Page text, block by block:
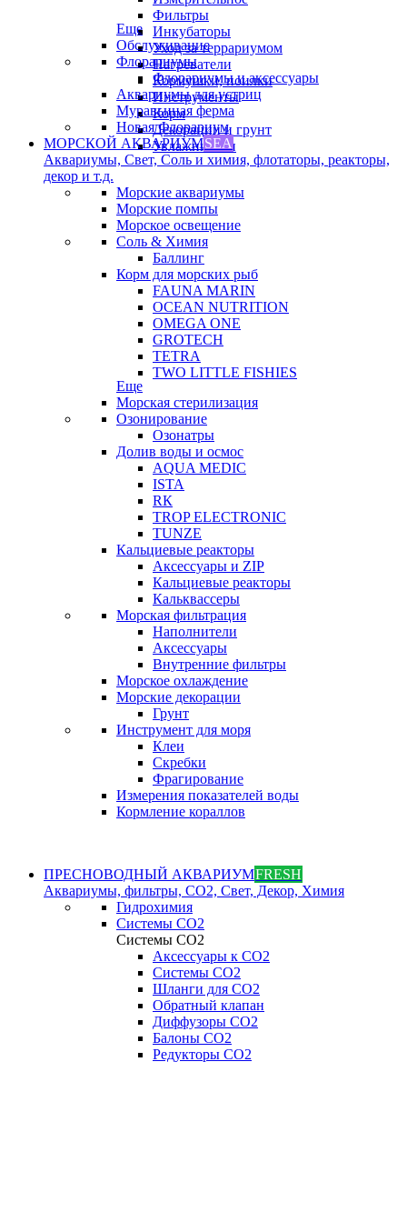
Фильтры
Инкубаторы
Уход за террариумом
Нагреватели
Кормушки, поилки
Инструменты
Корм
Декорации и грунт
Увлажнители
Еще
Обслуживание
Флорариумы
Флорариумы и аксессуары
Аквариумы для устриц
Муравьиная ферма
Новая Флорариум
МОРСКОЙ АКВАРИУМSEA
Аквариумы, Свет, Соль и химия, флотаторы, реакторы,
декор и т.д.
Морские аквариумы
Морские помпы
Морское освещение
Соль & Химия
Баллинг
Корм для морских рыб
FAUNA MARIN
OCEAN NUTRITION
OMEGA ONE
GROTECH
TETRA
TWO LITTLE FISHIES
Еще
Морская стерилизация
Озонирование
Озонатры
Долив воды и осмос
AQUA MEDIC
ISTA
RК
TROP ELECTRONIC
TUNZE
Кальциевые реакторы
Аксессуары и ZIP
Кальциевые реакторы
Кальквассеры
Морская фильтрация
Наполнители
Аксессуары
Внутренние фильтры
Морское охлаждение
Морские декорации
Грунт
Инструмент для моря
Клеи
Скребки
Фрагирование
Измерения показателей воды
Кормление кораллов
ПРЕСНОВОДНЫЙ АКВАРИУМFRESH
Аквариумы, фильтры, СО2, Свет, Декор, Химия
Гидрохимия
Системы СО2
Системы СО2
Аксессуары к СО2
Системы СО2
Шланги для CO2
Обратный клапан
Диффузоры СO2
Балоны CO2
Редукторы CO2